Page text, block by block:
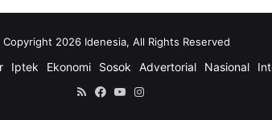
2026 Idenesia, All Rights Reserved
Iptek Ekonomi Sosok Advertorial Nasional
RSS Facebook
YouTube